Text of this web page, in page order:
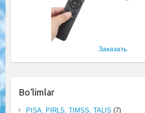
Заказать
Bo‘limlar
PISA, PIRLS, TIMSS, TALIS (7)